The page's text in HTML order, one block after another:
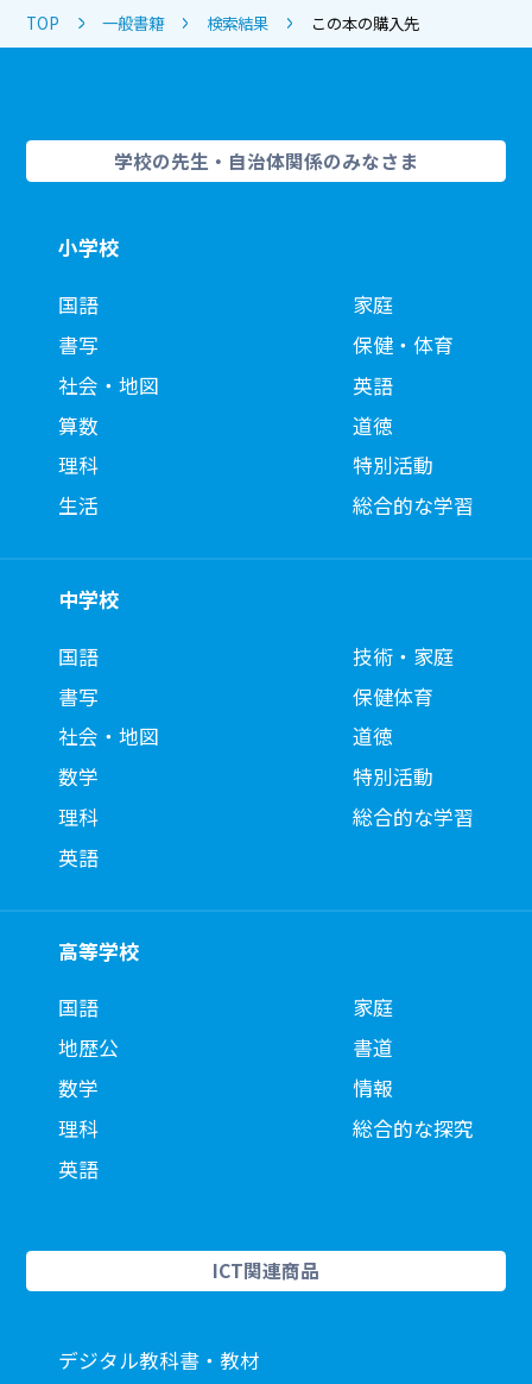
TOP 一般書籍 検索結果 この本の購入先
学校の先生・自治体関係のみなさま
小学校
国語
書写
社会・地図
算数
理科
生活
家庭
保健・体育
英語
道徳
特別活動
総合的な学習
中学校
国語
書写
社会・地図
数学
理科
英語
技術・家庭
保健体育
道徳
特別活動
総合的な学習
高等学校
国語
地歴公
数学
理科
英語
家庭
書道
情報
総合的な探究
ICT関連商品
デジタル教科書・教材